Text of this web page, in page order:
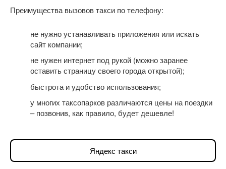
Преимущества вызовов такси по телефону:
не нужно устанавливать приложения или искать
сайт компании;
не нужен интернет под рукой (можно заранее
оставить страницу своего города открытой);
быстрота и удобство использования;
у многих таксопарков различаются цены на поездки
– позвонив, как правило, будет дешевле!
Яндекс такси